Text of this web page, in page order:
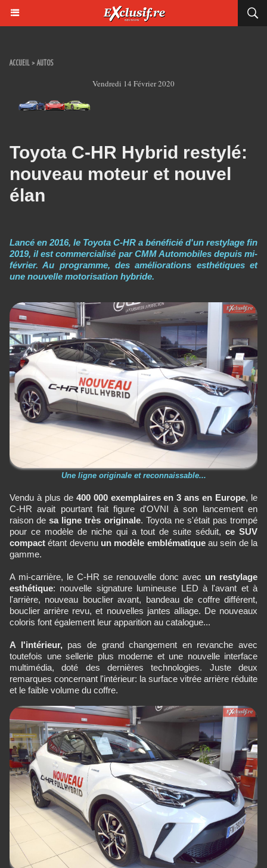
ACCUEIL > AUTOS
Vendredi 14 Février 2020
Toyota C-HR Hybrid restylé:
nouveau moteur et nouvel
élan
Lancé en 2016, le Toyota C-HR a bénéficié d'un restylage fin
2019, il est commercialisé par CMM Automobiles depuis mi-
février. Au programme, des améliorations esthétiques et
une nouvelle motorisation hybride.
Une ligne originale et reconnaissable...
Vendu à plus de 400 000 exemplaires en 3 ans en Europe, le
C-HR avait pourtant fait figure d'OVNI à son lancement en
raison desa ligne très originale. Toyota ne s'était pas trompé
pour ce modèle de niche qui a tout de suite séduit, ce SUV
compact étant devenu un modèle emblématiqueau sein de la
gamme.
A mi-carrière, le C-HR se renouvelle donc avec un restylage
esthétique: nouvelle signature lumineuse LED à l'avant et à
l'arrière, nouveau bouclier avant, bandeau de coffre différent,
bouclier arrière revu, et nouvelles jantes alliage. De nouveaux
coloris font également leur apparition au catalogue...
A l'intérieur,pas de grand changement en revanche avec
toutefois une sellerie plus moderne et une nouvelle interface
multimédia, doté des dernières technologies. Juste deux
remarques concernant l'intérieur: la surface vitrée arrière réduite
et le faible volume du coffre.